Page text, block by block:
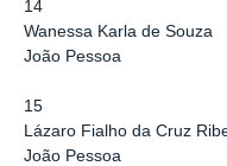
14
Wanessa Karla de Souza
João Pessoa
15
Lázaro Fialho da Cruz
João Pessoa